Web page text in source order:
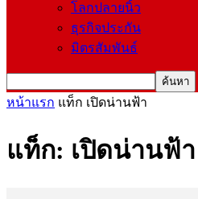
โลกปลายนิ้ว
ธุรกิจประกัน
มิตรสัมพันธ์
หน้าแรก แท็ก เปิดน่านฟ้า
แท็ก: เปิดน่านฟ้า